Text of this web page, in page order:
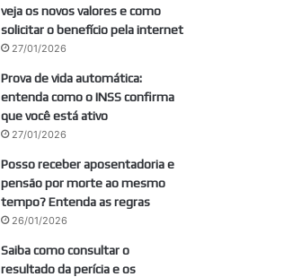
veja os novos valores e como
solicitar o benefício pela internet
27/01/2026
Prova de vida automática:
entenda como o INSS confirma
que você está ativo
27/01/2026
Posso receber aposentadoria e
pensão por morte ao mesmo
tempo? Entenda as regras
26/01/2026
Saiba como consultar o
resultado da perícia e os